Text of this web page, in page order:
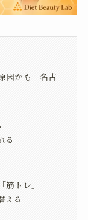
因かも｜名古
る
トレ」
える